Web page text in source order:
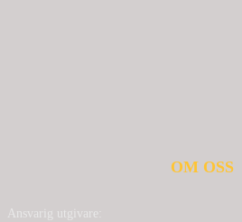
OM OSS
Ansvarig utgivare: